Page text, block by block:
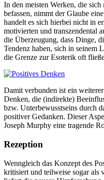
In den meisten Werken, die
befassen, nimmt der Glaube
handelt es sich hierbei nicht in
motivierten und transzendental
die Überzeugung, dass Dinge,
Tendenz haben, sich in seinem
die Grenze zur Esoterik oft
Damit verbunden ist ein
Denken, die (indirekte)
bzw. Unterbewusstseins durch
positiver Gedanken. Dieser
Joseph Murphy eine tragende
Rezeption
Wenngleich das Konzept des
kritisiert und teilweise sogar